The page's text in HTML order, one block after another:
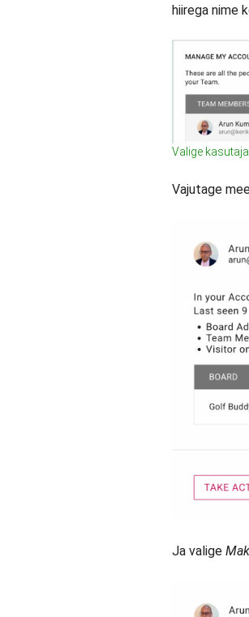
hiirega nime
Valige kasutaja
Vajutage
Ja valige